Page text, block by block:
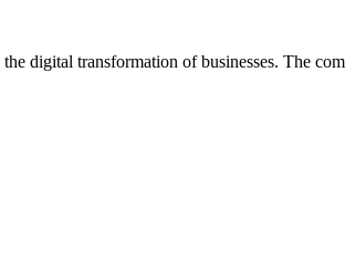
digital transformation of businesses. The